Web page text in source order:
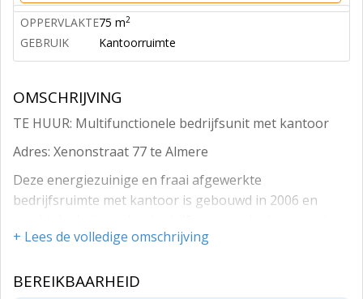
OPPERVLAKTE75 m2
GEBRUIK Kantoorruimte
OMSCHRIJVING
TE HUUR: Multifunctionele bedrijfsunit met kantoor
Adres: Xenonstraat 77 te Almere
Deze energiezuinige en fraai afgewerkte
bedrijfsruimte met kantoor is gebouwd in 2006 en
uitermate geschikt voor ambachtelijke- en commerciële
De bedrijfsunit is vanaf de A6 op drie autominuten
+ Lees de volledige omschrijving
BEREIKBAARHEID